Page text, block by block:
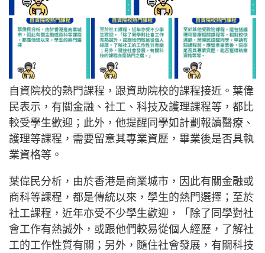
自資院校的熱門課程，跟資助院校的課程接近。葉偉
民表示，有關金融、社工、科技及護理課程等，都比
較受學生歡迎；此外，他提醒同學如計劃報讀醫療、
護理等課程，需要留意其專業資歷，畢業後是否具執
業資格等。
葉偉民分析，由於香港是商業城市，因此有關金融或
商科等課程，都是傳統以來，學生的熱門選擇；至於
社工課程，近年亦受不少學生歡迎，「除了同學對社
會工作有熱誠外，或跟他們較易從個人經歷，了解社
工的工作性質有關；另外，隨住社會發展，有關科技